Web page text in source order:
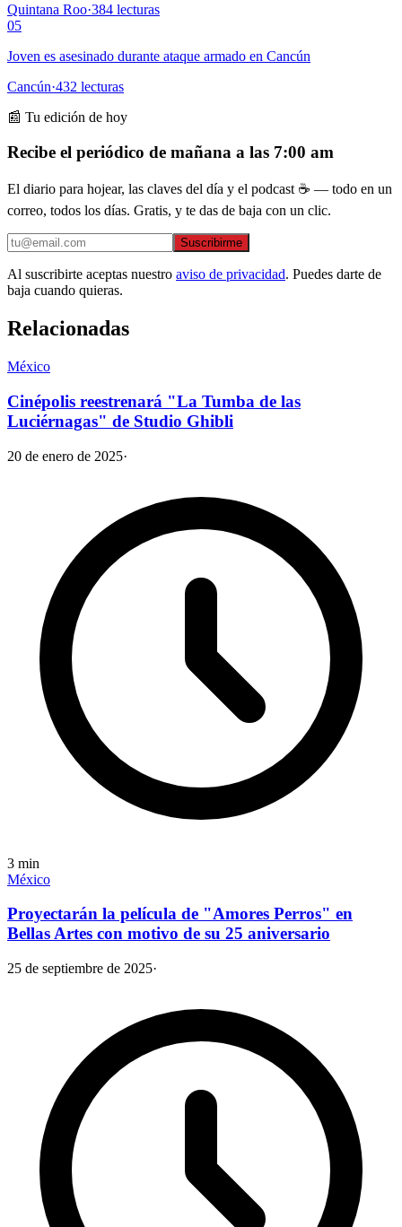
Quintana Roo·384 lecturas
05
Joven es asesinado durante ataque armado en Cancún
Cancún·432 lecturas
📰 Tu edición de hoy
Recibe el periódico de mañana a las 7:00 am
El diario para hojear, las claves del día y el podcast ☕ — todo en un
correo, todos los días. Gratis, y te das de baja con un clic.
Suscribirme
Al suscribirte aceptas nuestro aviso de privacidad. Puedes darte de
baja cuando quieras.
Relacionadas
México
Cinépolis reestrenará "La Tumba de las
Luciérnagas" de Studio Ghibli
20 de enero de 2025·
3 min
México
Proyectarán la película de "Amores Perros" en
Bellas Artes con motivo de su 25 aniversario
25 de septiembre de 2025·